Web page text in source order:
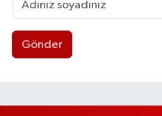
Gönder